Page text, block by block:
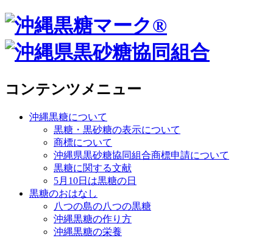
コンテンツメニュー
沖縄黒糖について
黒糖・黒砂糖の表示について
商標について
沖縄県黒砂糖協同組合商標申請について
黒糖に関する文献
5月10日は黒糖の日
黒糖のおはなし
八つの島の八つの黒糖
沖縄黒糖の作り方
沖縄黒糖の栄養